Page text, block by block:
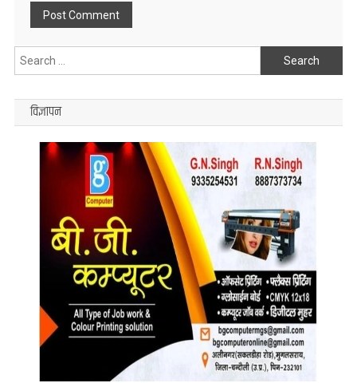
Search
for:
विज्ञापन